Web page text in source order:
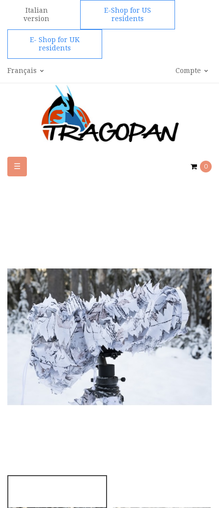
Italian
version
E-Shop for US
residents
E- Shop for UK
residents
Compte
Français
0
Basculer
☰